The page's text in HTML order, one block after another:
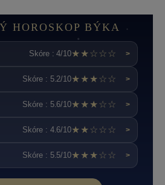
HOROSKOP BÝKA
Skóre : 4/10★★☆☆☆ >
Skóre : 5.2/10★★★☆☆ >
Skóre : 5.6/10★★★☆☆ >
Skóre : 4.6/10★★☆☆☆ >
Skóre : 5.5/10★★★☆☆ >